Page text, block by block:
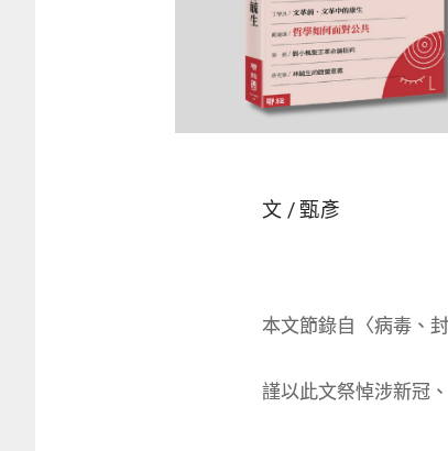
文 / 甄彥
本文節錄自〈病毒、
謹以此文祭悼涉新冠